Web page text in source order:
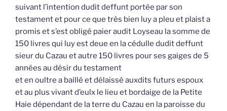
suivant l’intention dudit deffunt portée par son
testament et pour ce que très bien luy a pleu et plaist a
promis et s’est obligé paier audit Loyseau la somme de
150 livres qui luy est deue en la cédulle dudit deffunt
sieur du Cazau et autre 150 livres pour ses gaiges de 5
années au désir du testament
et en oultre a baillé et délaissé auxdits futurs espoux
et au plus vivant d’eulx le lieu et bordaige de la Petite
Haie dépendant de la terre du Cazau en la paroisse du